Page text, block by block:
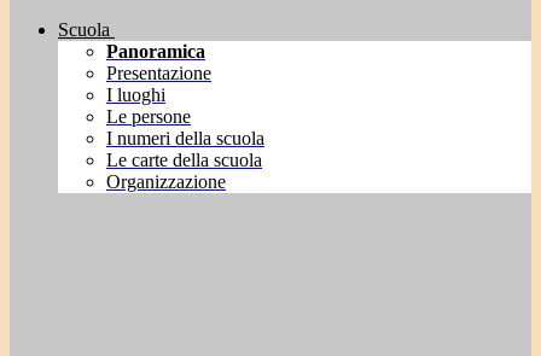
Scuola
Panoramica
Presentazione
I luoghi
Le persone
I numeri della scuola
Le carte della scuola
Organizzazione